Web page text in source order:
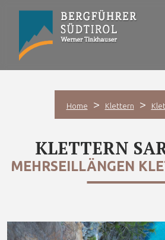
Home > Klettern >
KLETTERN
MEHRSEILLÄNGEN